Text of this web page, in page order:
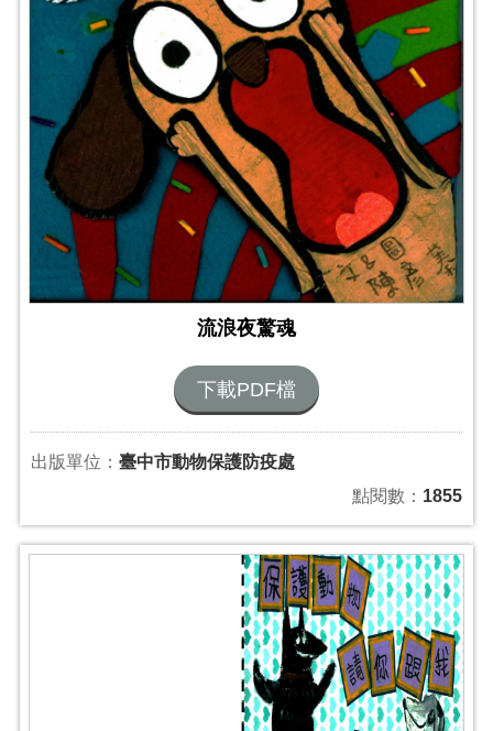
流浪夜驚魂
下載PDF檔
出版單位： 臺中市動物保護防疫處
點閱數： 1855